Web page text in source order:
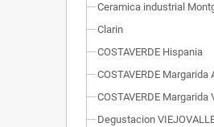
Ceramica industrial
Clarin
COSTAVERDE Hispania
COSTAVERDE Margarida
COSTAVERDE Margarida
Degustacion